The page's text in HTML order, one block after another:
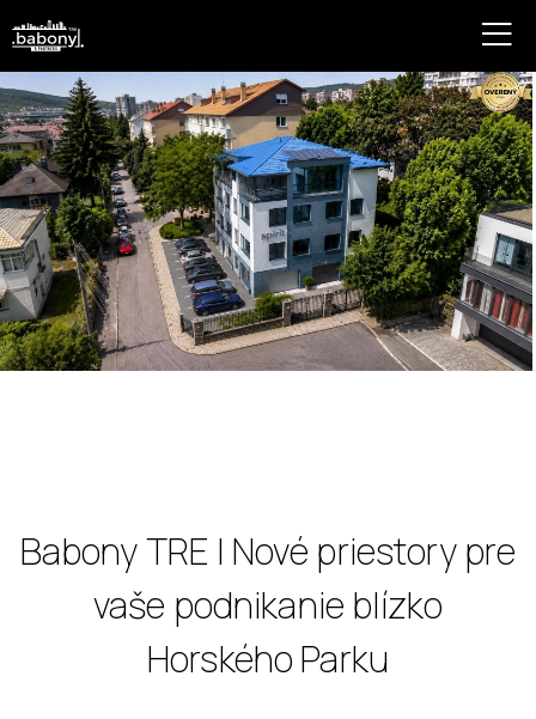
Babony TRE I Nové priestory pre
vaše podnikanie blízko
Horského Parku